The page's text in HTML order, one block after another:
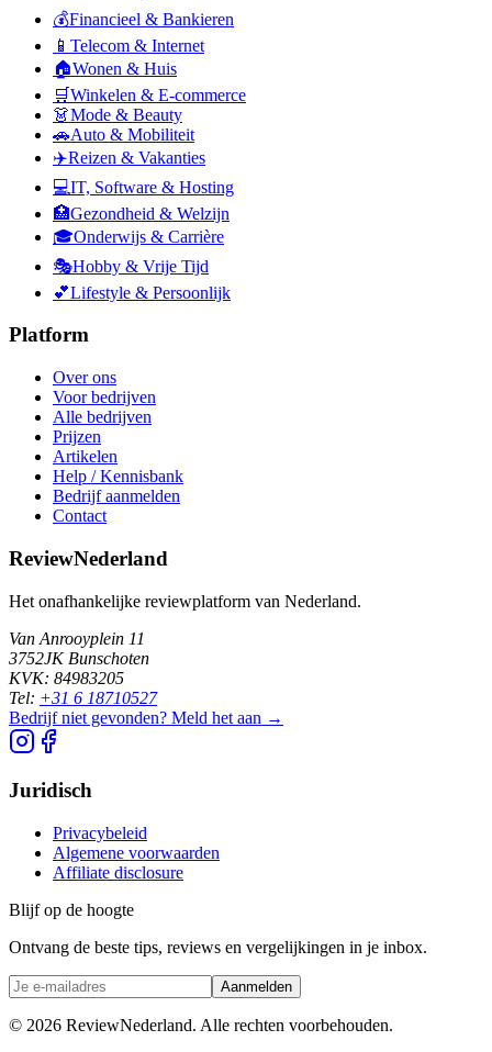
💰Financieel & Bankieren
📱 Telecom & Internet
🏠Wonen & Huis
🛒Winkelen & E-commerce
👗Mode & Beauty
🚗Auto & Mobiliteit
✈️Reizen & Vakanties
💻IT, Software & Hosting
🏥Gezondheid & Welzijn
🎓Onderwijs & Carrière
🎭Hobby & Vrije Tijd
💕Lifestyle & Persoonlijk
Platform
Over ons
Voor bedrijven
Alle bedrijven
Prijzen
Artikelen
Help / Kennisbank
Bedrijf aanmelden
Contact
ReviewNederland
Het onafhankelijke reviewplatform van Nederland.
Van Anrooyplein 11
3752JK Bunschoten
KVK: 84983205
Tel: +31 6 18710527
Bedrijf niet gevonden? Meld het aan →
Juridisch
Privacybeleid
Algemene voorwaarden
Affiliate disclosure
Blijf op de hoogte
Ontvang de beste tips, reviews en vergelijkingen in je inbox.
Aanmelden
© 2026 ReviewNederland. Alle rechten voorbehouden.